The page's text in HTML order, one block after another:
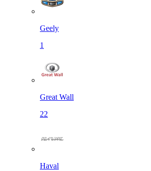
Geely
1
Great Wall
22
Haval